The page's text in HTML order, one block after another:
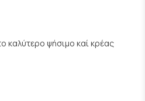
καλύτερο ψήσιμο καί κρέας